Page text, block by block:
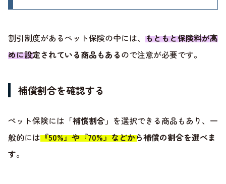
割引制度があるペット保険の中には、 もともと保険料が高
めに設定されている商品もあるので注意が必要です。
補償割合を確認する
ペット保険には 「補償割合」 を選択できる商品もあり、一
般的には『50%』や『70%』などから補償の割合を選べま
す。